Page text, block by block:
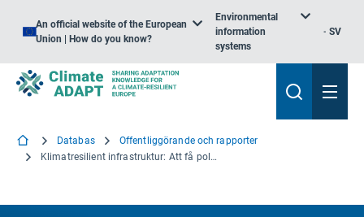
An official website of the European
Union | How do you know?
Environmental
information
systems
SV
Databas
Offentliggörande och rapporter
Klimatresilient infrastruktur: Att få politiken rätt (OECD, 2017)